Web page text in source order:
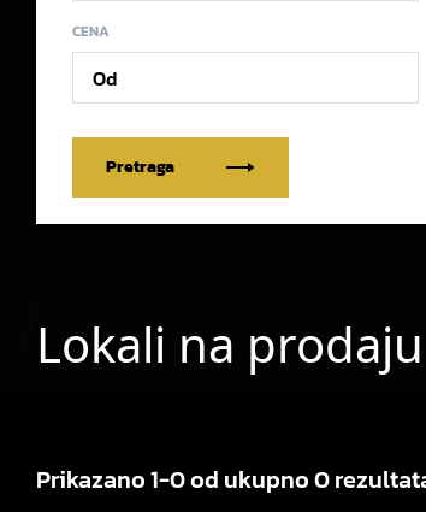
CENA
Pretraga
Lokali na
Prikazano 1-0 od ukupno 0